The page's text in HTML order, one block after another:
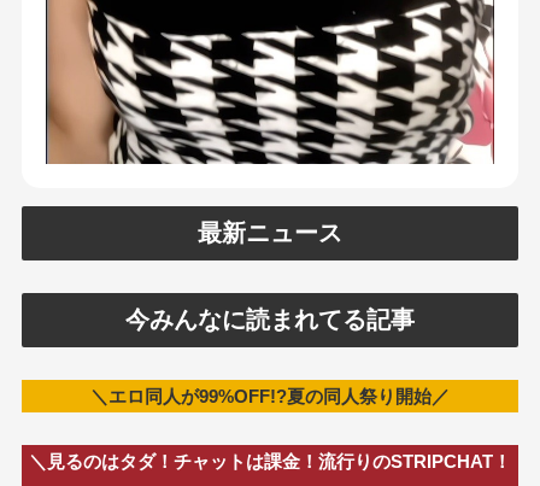
最新ニュース
今みんなに読まれてる記事
＼エロ同人が99%OFF!?夏の同人祭り開始／
＼見るのはタダ！チャットは課金！流行りのSTRIPCHAT！